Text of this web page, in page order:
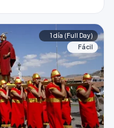
1 día (Full Day)
Fácil